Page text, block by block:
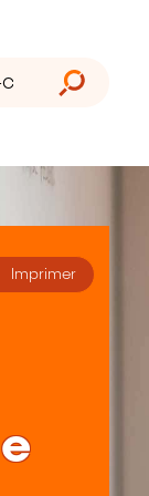
Imprimer